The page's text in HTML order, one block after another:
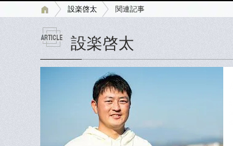
設楽啓太 関連記事
設楽啓太